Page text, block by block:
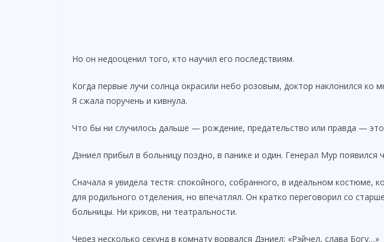
Но он недооценил того, кто научил его последствиям.
Когда первые лучи солнца окрасили небо розовым, доктор наклонился ко
Я сжала поручень и кивнула.
Что бы ни случилось дальше — рождение, предательство или правда —
Дэниел прибыл в больницу поздно, в панике и один. Генерал Мур появился
Сначала я увидела тестя: спокойного, собранного, в идеальном костюме,
для родильного отделения, но впечатлял. Он кратко переговорил со
больницы. Ни криков, ни театральности.
Через несколько секунд в комнату ворвался Дэниел: «Рэйчел, слава Богу…»